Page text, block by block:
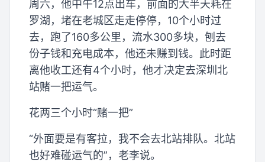
周六，他中午12点出车，前面的大半天耗在
罗湖，堵在老城区走走停停，10个小时过
去，跑了160多公里，流水300多块，刨去
份子钱和充电成本，他还未赚到钱。此时距
离他收工还有4个小时，他才决定去深圳北
站赌一把运气。
花两三个小时“赌一把”
“外面要是有客拉，我不会去北站排队。北站
也好难碰运气的”，老李说。